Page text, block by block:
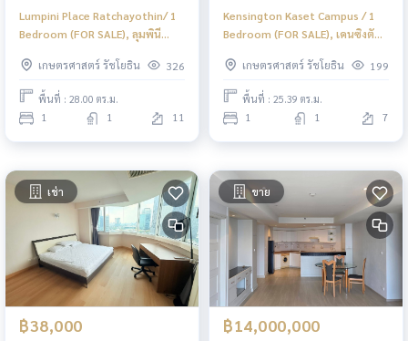
Lumpini Place Ratchayothin/ 1
Bedroom (FOR SALE), ลุมพินี
PINP233เกษตรศาสตร์ รัชโยธิน 326
พื้นที่ : 28.00 ตร.ม.
1 1 11
Kensington Kaset Campus / 1
Bedroom (FOR SALE), เคนซิงตัน
PINP280เกษตรศาสตร์ รัชโยธิน 199
พื้นที่ : 25.39 ตร.ม.
1 1 7
เช่า
฿38,000
ขาย
฿14,000,000